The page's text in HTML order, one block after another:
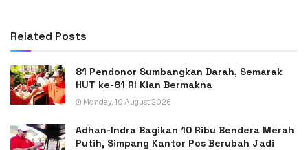
Related Posts
81 Pendonor Sumbangkan Darah, Semarak
HUT ke-81 RI Kian Bermakna
Monday, 10 August 2026
Adhan-Indra Bagikan 10 Ribu Bendera Merah
Putih, Simpang Kantor Pos Berubah Jadi